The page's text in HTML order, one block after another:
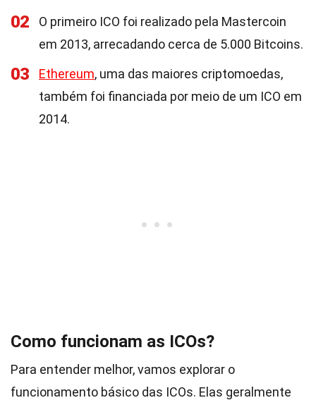
02
O primeiro ICO foi realizado pela Mastercoin
em 2013, arrecadando cerca de 5.000 Bitcoins.
03 Ethereum, uma das maiores criptomoedas,
também foi financiada por meio de um ICO em
2014.
Como funcionam as ICOs?
Para entender melhor, vamos explorar o
funcionamento básico das ICOs. Elas geralmente